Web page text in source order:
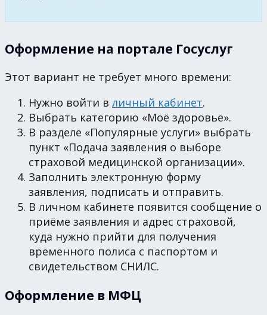
Оформление на портале Госуслуг
Этот вариант не требует много времени:
Нужно войти в личный кабинет.
Выбрать категорию «Моё здоровье».
В разделе «Популярные услуги» выбрать
пункт «Подача заявления о выборе
страховой медицинской организации».
Заполнить электронную форму
заявления, подписать и отправить.
В личном кабинете появится сообщение о
приёме заявления и адрес страховой,
куда нужно прийти для получения
временного полиса с паспортом и
свидетельством СНИЛС.
Оформление в МФЦ